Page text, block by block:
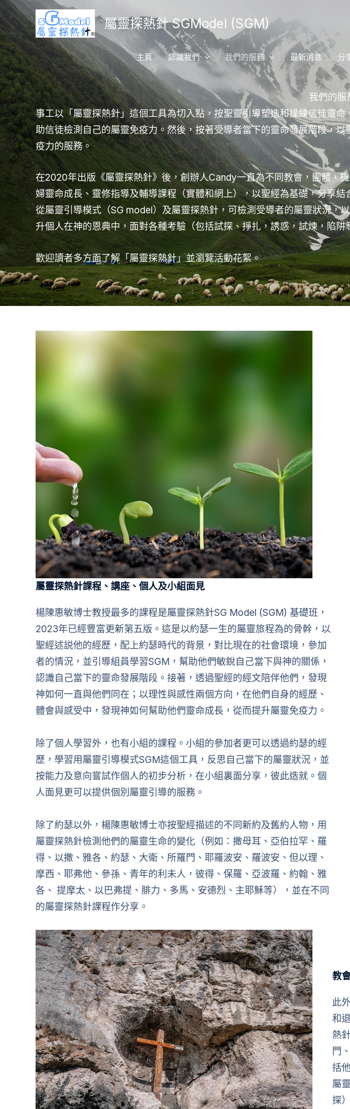
Skip
to
content
屬靈探熱針 SGModel (SGM)
主頁 認識我們 我們的服務 最新消息 分
我們的服
事工以「屬靈探熱針」這個工具為切入點，按聖靈引導塑造和操練信徒靈
助信徒檢測自己的屬靈免疫力。然後，按著受導者當下的靈命發展階段，
疫力的服務。
在2020年出版《屬靈探熱針》後，創辦人Candy一直為不同教會，團體，
婦靈命成長、靈修指導及輔導課程（實體和網上），以聖經為基礎，分享
從屬靈引導模式（SG model）及屬靈探熱針，可檢測受導者的屬靈狀況，
升個人在神的恩典中，面對各種考驗（包括試探、掙扎，誘惑，試煉，陷
歡迎讀者多方面了解「屬靈探熱針」並瀏覽活動花絮。
屬靈探熱針課程、講座、個人及小組面見
楊陳惠敏博士教授最多的課程是屬靈探熱針SG Model (SGM) 基礎班，
2023年已經豐富更新第五版。這是以約瑟一生的屬靈旅程為的骨幹，以
聖經述説他的經歷，配上約瑟時代的背景，對比現在的社會環境，參加
者的情況，並引導組員學習SGM，幫助他們敏銳自己當下與神的關係，
認識自己當下的靈命發展階段。接著，透過聖經的經文陪伴他們，發現
神如何一直與他們同在；以理性與感性兩個方向，在他們自身的經歷、
體會與感受中，發現神如何幫助他們靈命成長，從而提升屬靈免疫力。
除了個人學習外，也有小組的課程。小組的參加者更可以透過約瑟的經
歷，學習用屬靈引導模式SGM這個工具，反思自己當下的屬靈狀況，並
按能力及意向嘗試作個人的初步分析，在小組裏面分享，彼此造就。個
人面見更可以提供個別屬靈引導的服務。
除了約瑟以外，楊陳惠敏博士亦按聖經描述的不同新約及舊約人物，用
屬靈探熱針檢測他們的屬靈生命的變化（例如：撒母耳、亞伯拉罕、羅
得、以撒、雅各、約瑟、大衛、所羅門、耶羅波安、羅波安、但以理、
摩西、耶弗他、參孫、青年的利未人，彼得、保羅、亞波羅、約翰、雅
各、 提摩太、以巴弗提、腓力、多馬、安德烈、主耶穌等），並在不同
的屬靈探熱針課程作分享。
教
此
和
熱
門
括
屬
探